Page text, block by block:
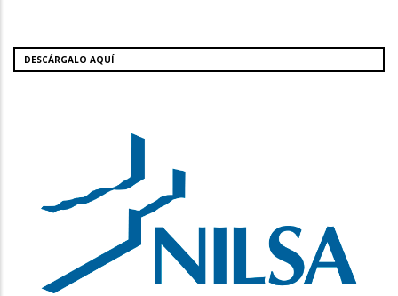
DESCÁRGALO AQUÍ